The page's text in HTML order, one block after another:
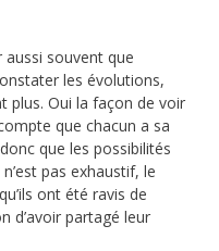
aussi souvent que
les évolutions,
plus. Oui la façon de voir
que chacun a sa
que les possibilités
pas exhaustif, le
ont été ravis de
d’avoir partagé leur